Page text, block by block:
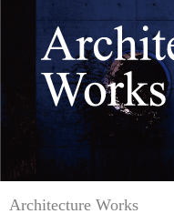
Architecture Works